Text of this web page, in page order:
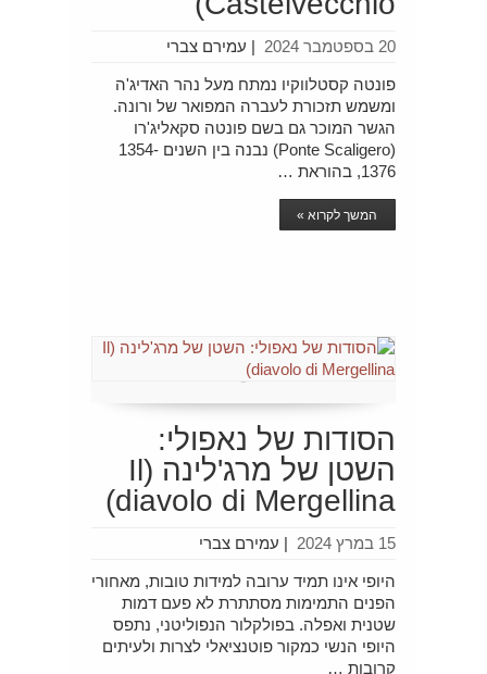
עמירם צברי | 20 בספטמבר 2024
פונטה קסטלווקיו נמתח מעל נהר האדיג'ה
ומשמש תזכורת לעברה המפואר של ורונה.
הגשר המוכר גם בשם פונטה סקאליג'רו
(Ponte Scaligero) נבנה בין השנים 1354-
1376, בהוראת …
המשך לקרוא »
הסודות של נאפולי:
השטן של מרג'לינה (Il
diavolo di Mergellina)
עמירם צברי | 15 במרץ 2024
היופי אינו תמיד ערובה למידות טובות, מאחורי
הפנים התמימות מסתתרת לא פעם דמות
שטנית ואפלה. בפולקלור הנפוליטני, נתפס
היופי הנשי כמקור פוטנציאלי לצרות ולעיתים
קרובות …